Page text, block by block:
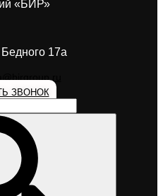
«БИР»
17а
ЗВОНОК